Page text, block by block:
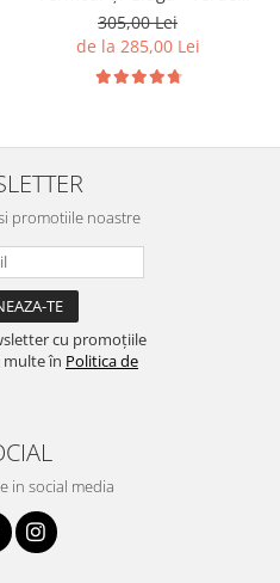
Kaki
305,00 Lei
de la 285,00 Lei
promotiile noastre
cu promoțiile
multe în Politica de
in social media